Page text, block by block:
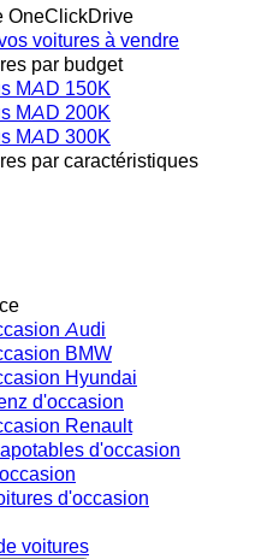
OneClickDrive
voitures à vendre
par budget
MAD 150K
MAD 200K
MAD 300K
par caractéristiques
Audi
BMW
Hyundai
d'occasion
Renault
d'occasion
d'occasion
voitures